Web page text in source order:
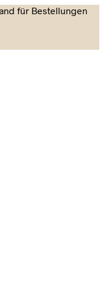
für Bestellungen